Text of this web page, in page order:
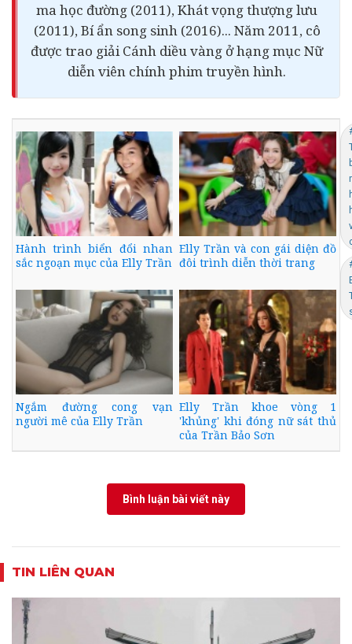
ma học đường (2011), Khát vọng thượng lưu
(2011), Bí ẩn song sinh (2016)... Năm 2011, cô
được trao giải Cánh diều vàng ở hạng mục Nữ
diễn viên chính phim truyền hình.
Hành trình biển đổi nhan
sắc ngoạn mục của Elly Trần
Elly Trần và con gái diện đồ
đôi trình diễn thời trang
Ngắm đường cong vạn
người mê của Elly Trần
Elly Trần khoe vòng 1
'khủng' khi đóng nữ sát thủ
của Trần Bảo Sơn
Bình luận bài viết này
TIN LIÊN QUAN